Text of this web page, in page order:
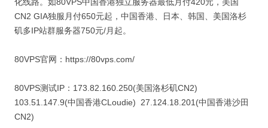
CN2 GIA独服月付650元起，中国香港、日本、韩国、美国洛杉
矶多IP站群服务器750元/月起。
80VPS官网：https://80vps.com/
80VPS测试IP：173.82.160.250(美国洛杉矶CN2)
103.51.147.9(中国香港CLoudie) 27.124.18.201(中国香港沙田
CN2)